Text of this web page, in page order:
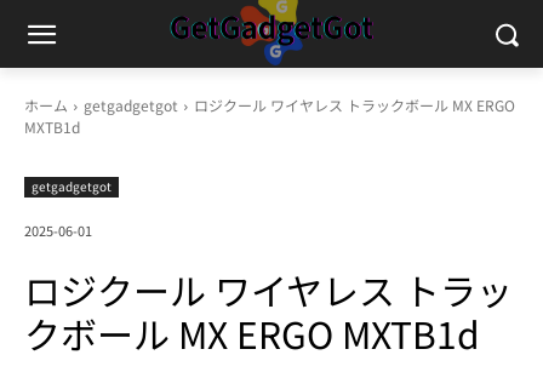
ホーム getgadgetgot
ロジクール ワイヤレス トラックボール MX ERGO
MXTB1d
getgadgetgot
2025-06-01
ロジクール ワイヤレス トラッ
クボール MX ERGO MXTB1d